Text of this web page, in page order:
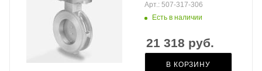
Есть в наличии
Арт.: 507-317-306
21 318 руб.
В КОРЗИНУ